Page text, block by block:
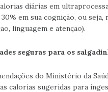
diárias em
em sua cognição, ou
linguagem e atenção).
seguras para os
do Ministério da
calorias sugeridas para